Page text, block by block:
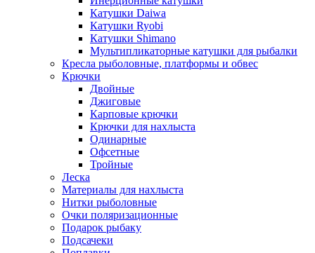
Катушки Daiwa
Катушки Ryobi
Катушки Shimano
Мультипликаторные катушки для рыбалки
Кресла рыболовные, платформы и обвес
Крючки
Двойные
Джиговые
Карповые крючки
Крючки для нахлыста
Одинарные
Офсетные
Тройные
Леска
Материалы для нахлыста
Нитки рыболовные
Очки поляризационные
Подарок рыбаку
Подсачеки